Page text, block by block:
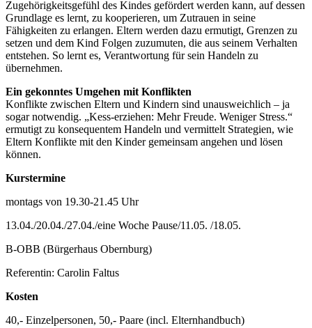
Zugehörigkeitsgefühl des Kindes gefördert werden kann, auf dessen
Grundlage es lernt, zu kooperieren, um Zutrauen in seine
Fähigkeiten zu erlangen. Eltern werden dazu ermutigt, Grenzen zu
setzen und dem Kind Folgen zuzumuten, die aus seinem Verhalten
entstehen. So lernt es, Verantwortung für sein Handeln zu
übernehmen.
Ein gekonntes Umgehen mit Konflikten
Konflikte zwischen Eltern und Kindern sind unausweichlich – ja
sogar notwendig. „Kess-erziehen: Mehr Freude. Weniger Stress.“
ermutigt zu konsequentem Handeln und vermittelt Strategien, wie
Eltern Konflikte mit den Kinder gemeinsam angehen und lösen
können.
Kurstermine
montags von 19.30-21.45 Uhr
13.04./20.04./27.04./eine Woche Pause/11.05. /18.05.
B-OBB (Bürgerhaus Obernburg)
Referentin: Carolin Faltus
Kosten
40,- Einzelpersonen, 50,- Paare (incl. Elternhandbuch)